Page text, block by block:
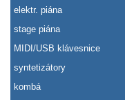
elektr. piána
stage piána
MIDI/USB klávesnice
syntetizátory
kombá